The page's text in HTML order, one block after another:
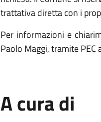
trattativa diretta con i
Per informazioni e
Paolo Maggi, tramite PEC
A cura di